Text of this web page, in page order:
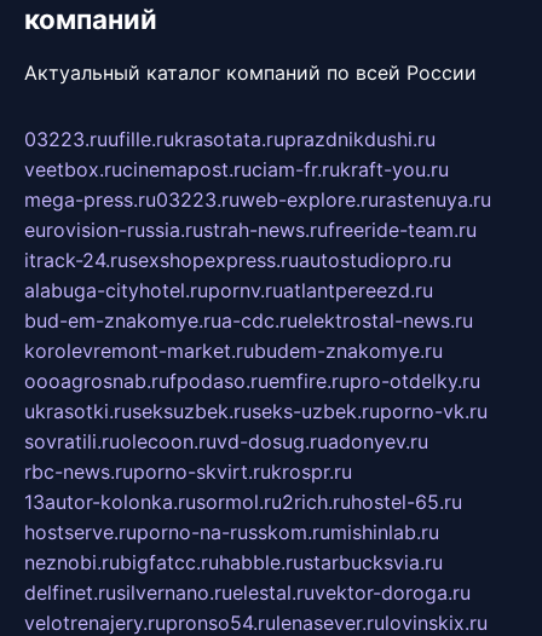
компаний
Актуальный каталог компаний по всей России
03223.ruufille.rukrasotata.ruprazdnikdushi.ru
veetbox.rucinemapost.ruciam-fr.rukraft-you.ru
mega-press.ru03223.ruweb-explore.rurastenuya.ru
eurovision-russia.rustrah-news.rufreeride-team.ru
itrack-24.rusexshopexpress.ruautostudiopro.ru
alabuga-cityhotel.rupornv.ruatlantpereezd.ru
bud-em-znakomye.rua-cdc.ruelektrostal-news.ru
korolevremont-market.rubudem-znakomye.ru
oooagrosnab.rufpodaso.ruemfire.rupro-otdelky.ru
ukrasotki.ruseksuzbek.ruseks-uzbek.ruporno-vk.ru
sovratili.ruolecoon.ruvd-dosug.ruadonyev.ru
rbc-news.ruporno-skvirt.rukrospr.ru
13autor-kolonka.rusormol.ru2rich.ruhostel-65.ru
hostserve.ruporno-na-russkom.rumishinlab.ru
neznobi.rubigfatcc.ruhabble.rustarbucksvia.ru
delfinet.rusilvernano.ruelestal.ruvektor-doroga.ru
velotrenajery.rupronso54.rulenasever.rulovinskix.ru